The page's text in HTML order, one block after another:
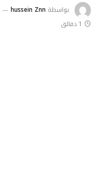
بواسطة hussein Znn
1 دقائق